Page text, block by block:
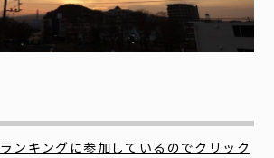
ランキングに参加しているのでクリック